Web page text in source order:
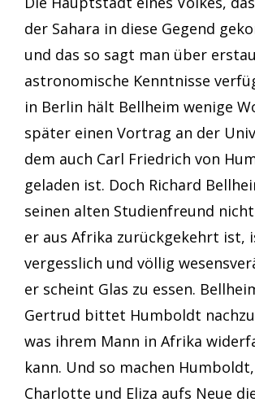
der Sahara in diese Gegend
und das so sagt man über
astronomische Kenntnisse
in Berlin hält Bellheim wenige
später einen Vortrag an der
dem auch Carl Friedrich von
geladen ist. Doch Richard
seinen alten Studienfreund
er aus Afrika zurückgekehrt ist,
vergesslich und völlig
er scheint Glas zu essen.
Gertrud bittet Humboldt
was ihrem Mann in Afrika
kann. Und so machen
Charlotte und Eliza aufs Neue